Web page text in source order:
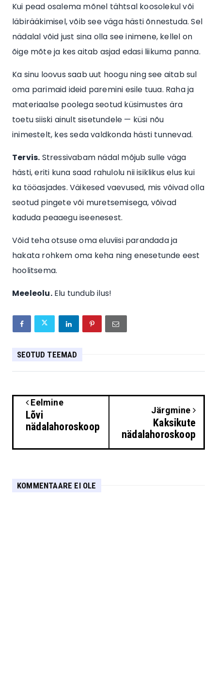
Kui pead osalema mõnel tähtsal koosolekul või
läbirääkimisel, võib see väga hästi õnnestuda. Sel
nädalal võid just sina olla see inimene, kellel on
õige mõte ja kes aitab asjad edasi liikuma panna.
Ka sinu loovus saab uut hoogu ning see aitab sul
oma parimaid ideid paremini esile tuua. Raha ja
materiaalse poolega seotud küsimustes ära
toetu siiski ainult sisetundele — küsi nõu
inimestelt, kes seda valdkonda hästi tunnevad.
Tervis. Stressivabam nädal mõjub sulle väga
hästi, eriti kuna saad rahulolu nii isiklikus elus kui
ka tööasjades. Väikesed vaevused, mis võivad olla
seotud pingete või muretsemisega, võivad
kaduda peaaegu iseenesest.
Võid teha otsuse oma eluviisi parandada ja
hakata rohkem oma keha ning enesetunde eest
hoolitsema.
Meeleolu.Elu tundub ilus!
SEOTUD TEEMAD
Eelmine
Lõvi
nädalahoroskoop
Järgmine
Kaksikute
nädalahoroskoop
KOMMENTAARE EI OLE